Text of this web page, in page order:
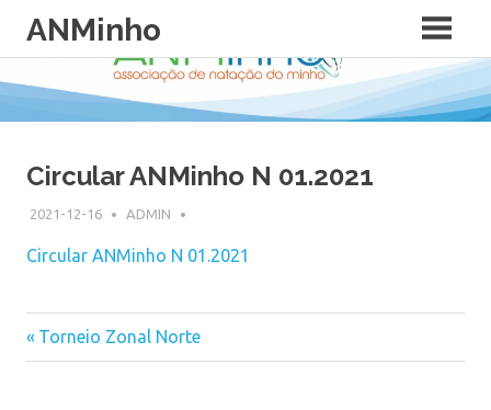
content
ANMinho
Circular ANMinho N 01.2021
2021-12-16 ADMIN
Circular ANMinho N 01.2021
Post
Previous
Post:
Torneio Zonal Norte